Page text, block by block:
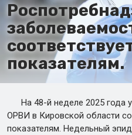
показателям.
На 48-й неделе 2025 года
ОРВИ в Кировской области
показателям. Недельный